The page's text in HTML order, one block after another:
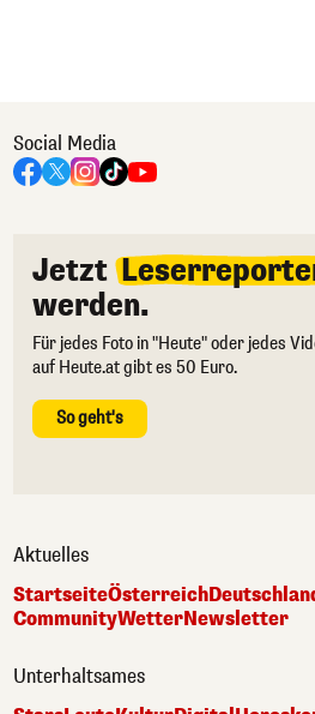
Social Media
Jetzt
werden.
Für jedes Foto in "Heute" oder jedes
auf Heute.at gibt es 50 Euro.
So geht's
Aktuelles
StartseiteÖsterreich
CommunityWetterNewsletter
Unterhaltsames